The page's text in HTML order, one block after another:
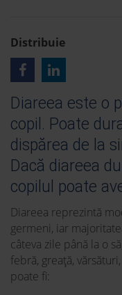
Distribuie
Diareea este o
copil. Poate
dispărea de la
Dacă diareea
copilul poate
Diareea reprezintă
germeni, iar
câteva zile până la o
febră, greață,
poate fi: